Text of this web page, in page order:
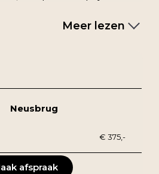
Meer lezen
Neusbrug
€ 375,-
afspraak